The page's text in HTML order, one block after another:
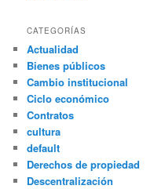
CATEGORÍAS
Actualidad
Bienes públicos
Cambio institucional
Ciclo económico
Contratos
cultura
default
Derechos de propiedad
Descentralización